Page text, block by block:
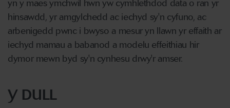
yn y maes ymchwil hwn yw cymhlethdod data o ran yr
hinsawdd, yr amgylchedd ac iechyd sy'n cyfuno, ac
arbenigedd pwnc i bwyso a mesur yn llawn yr effaith ar
iechyd mamau a babanod a modelu effeithiau hir
dymor mewn byd sy'n cynhesu drwy'r amser.
Y DULL